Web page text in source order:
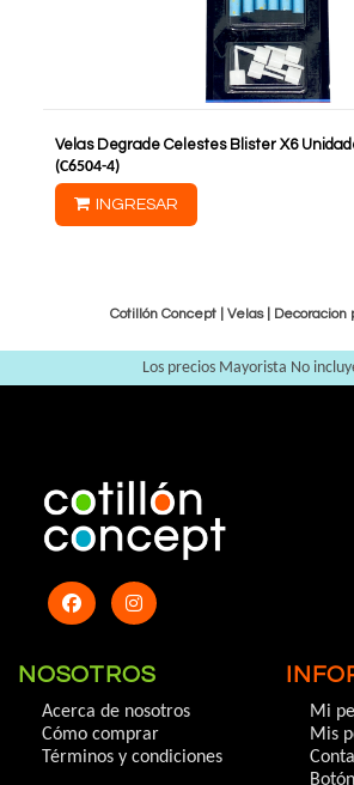
Velas Degrade Celestes Blister X6
(C6504-4)
INGRESAR
Cotillón Concept | Velas| Decoracion
Los precios Mayorista No
NOSOTROS
Acerca de nosotros
Cómo comprar
Términos y condiciones
Mi
Mis